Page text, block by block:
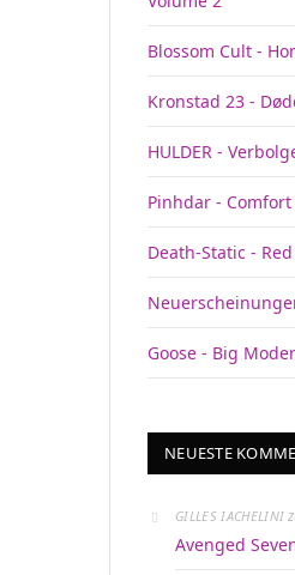
Blossom Cult -
Kronstad 23 -
HULDER -
Pinhdar -
Death-Static -
Goose - Big
NEUESTE
GILLES IACHELINI
Avenged